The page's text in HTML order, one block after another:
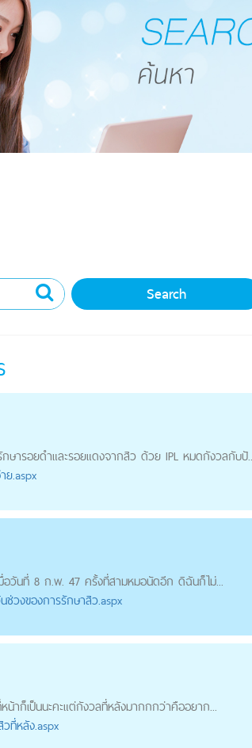
ษารอยดำและรอยแดงจากสิว ด้วย IPL หมดกังวลกับปั
ย.aspx
วันที่ 8 ก.พ. 47 ครั้งที่สามหมอนัดอีก ดิฉันก็ไม่...
ช่วงของการรักษาสิว.aspx
น้าก็เป็นนะคะแต่กังวลที่หลังมากกกว่าคืออยาก...
ที่หลัง.aspx